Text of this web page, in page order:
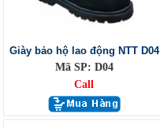
Giày bảo hộ lao động NTT D04
Mã SP: D04
Call